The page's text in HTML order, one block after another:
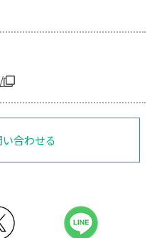
合わせる